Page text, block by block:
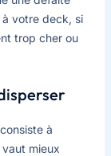
votre deck, si
trop cher ou
à
mieux